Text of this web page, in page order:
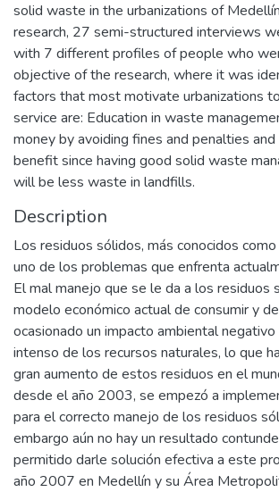
solid waste in the urbanizations of
research, 27 semi-structured interviews
with 7 different profiles of people who
objective of the research, where it was
factors that most motivate urbanizations
service are: Education in waste
money by avoiding fines and penalties
benefit since having good solid waste
will be less waste in landfills.
Description
Los residuos sólidos, más conocidos como
uno de los problemas que enfrenta
El mal manejo que se le da a los residuos
modelo económico actual de consumir y
ocasionado un impacto ambiental negativo
intenso de los recursos naturales, lo que
gran aumento de estos residuos en el
desde el año 2003, se empezó a
para el correcto manejo de los residuos
embargo aún no hay un resultado
permitido darle solución efectiva a este
año 2007 en Medellín y su Área